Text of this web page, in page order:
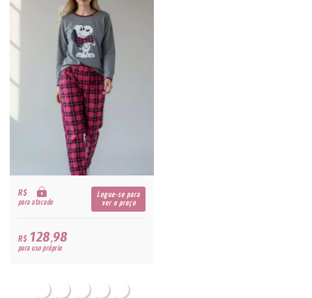
R$
para atacado
Logue-se para
ver o preço
R$128,98
para uso próprio